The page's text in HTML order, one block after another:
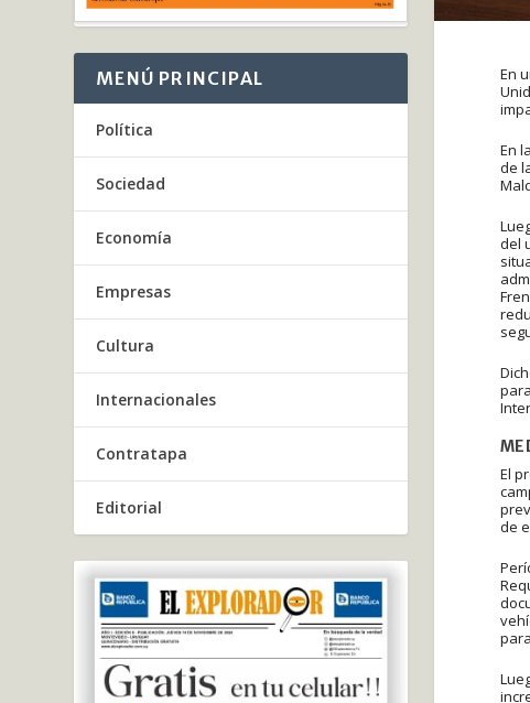
En
En
de
del
El
de
MENÚ PRINCIPAL
Política
Sociedad
Economía
Empresas
Cultura
Internacionales
Contratapa
Editorial